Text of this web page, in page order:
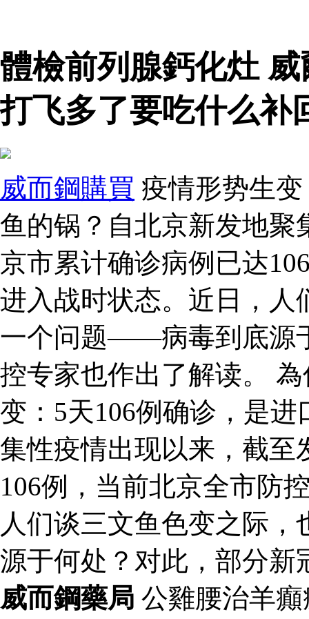
體檢前列腺鈣化灶
打飞多了要吃什么补
威而鋼購買 疫情形势生
鱼的锅？自北京新发地聚
京市累计确诊病例已达
进入战时状态。近日，人
一个问题——病毒到底源
控专家也作出了解读。
变：5天106例确诊，是
集性疫情出现以来，截至
106例，当前北京全市防
人们谈三文鱼色变之际
源于何处？对此，部分新
威而鋼藥局 公雞腰治羊